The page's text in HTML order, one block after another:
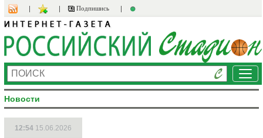
Подпишись
Новости
12:54 15.06.2026